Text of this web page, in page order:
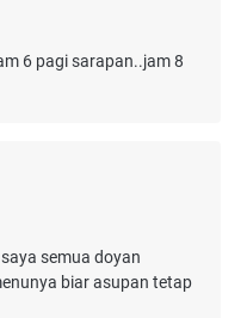
6 pagi sarapan..jam 8
semua doyan
biar asupan tetap